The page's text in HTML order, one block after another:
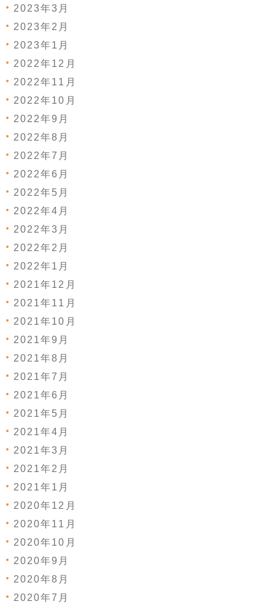
2023年3月
2023年2月
2023年1月
2022年12月
2022年11月
2022年10月
2022年9月
2022年8月
2022年7月
2022年6月
2022年5月
2022年4月
2022年3月
2022年2月
2022年1月
2021年12月
2021年11月
2021年10月
2021年9月
2021年8月
2021年7月
2021年6月
2021年5月
2021年4月
2021年3月
2021年2月
2021年1月
2020年12月
2020年11月
2020年10月
2020年9月
2020年8月
2020年7月